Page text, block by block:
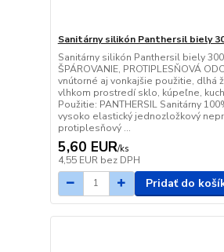
Sanitárny silikón Panthersil biely
Sanitárny silikón Panthersil biely
ŠPÁROVANIE, PROTIPLESŇOVÁ
vnútorné aj vonkajšie použitie, dlhá
vlhkom prostredí sklo, kúpeľne,
Použitie: PANTHERSIL Sanitárny
vysoko elastický jednozložkový
protiplesňový ...
5,60 EUR/ks
4,55 EUR bez DPH
Pridať do